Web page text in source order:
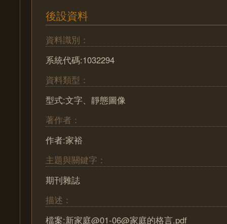
後設資料
資料識別：
系統代碼:1032294
資料類型：
型式:文字、靜態圖像
著作者：
作者:家裕
主題與關鍵字：
期刊雜誌
描述：
檔案:新家庭@01-06@家庭的格言.pdf